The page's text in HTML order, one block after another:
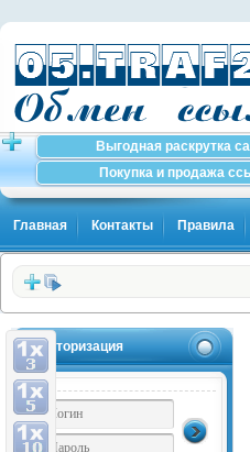
Выгодная раскрутка
Покупка и продажа
Главная Контакты Правила
Авторизация